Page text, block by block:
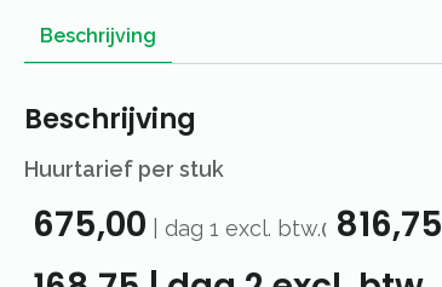
Beschrijving
Beschrijving
Huurtarief per stuk
675,00 dag 1 excl. btw.( 816,75